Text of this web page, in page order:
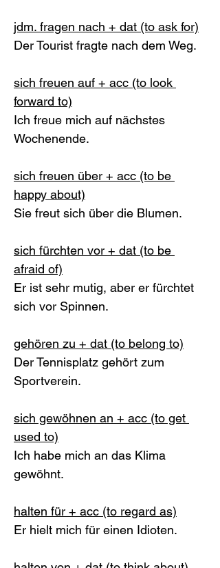
jdm. fragen nach + dat (to ask for)
Der Tourist fragte nach dem Weg.
sich freuen auf + acc (to look
forward to)
Ich freue mich auf nächstes
Wochenende.
sich freuen über + acc (to be
happy about)
Sie freut sich über die Blumen.
sich fürchten vor + dat (to be
afraid of)
Er ist sehr mutig, aber er fürchtet
sich vor Spinnen.
gehören zu + dat (to belong to)
Der Tennisplatz gehört zum
Sportverein.
sich gewöhnen an + acc (to get
used to)
Ich habe mich an das Klima
gewöhnt.
halten für + acc (to regard as)
Er hielt mich für einen Idioten.